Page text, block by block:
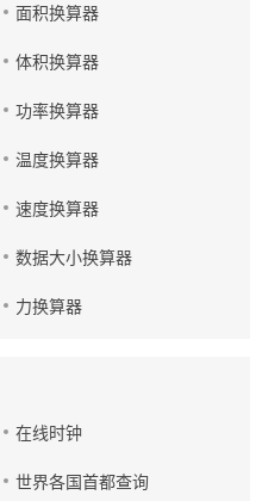
面积换算器
体积换算器
功率换算器
温度换算器
速度换算器
数据大小换算器
力换算器
在线时钟
世界各国首都查询